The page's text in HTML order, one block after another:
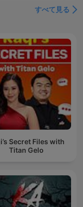
すべて見る
Secret Files with
Titan Gelo